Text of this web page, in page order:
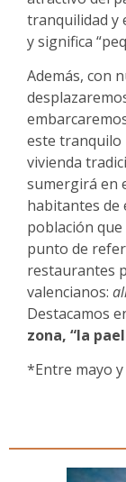
tranquilidad y
y significa
Además, con
este tranquilo
vivienda
sumergirá en
habitantes de
población
punto de
restaurantes
valencianos:
Destacamos
zona, “la
*Entre mayo